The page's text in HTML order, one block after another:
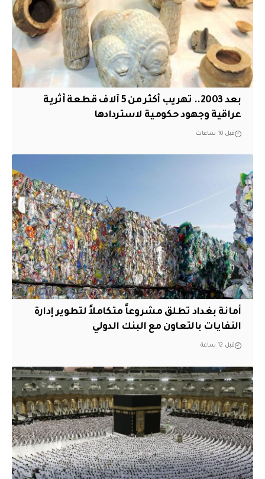
بعد 2003.. تهريب أكثر من 5 آلاف قطعة أثرية
عراقية وجهود حكومية لاستردادها
قبل 10 ساعات
أمانة بغداد تطلق مشروعاً متكاملاً لتطوير إدارة
النفايات بالتعاون مع البنك الدولي
قبل 12 ساعة